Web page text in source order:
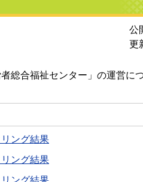
公
更
総合福祉センター」の運営に
ング結果
ング結果